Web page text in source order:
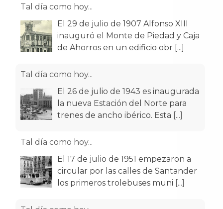
Tal día como hoy...
El 29 de julio de 1907 Alfonso XIII
inauguró el Monte de Piedad y Caja
de Ahorros en un edificio obr [...]
Tal día como hoy...
El 26 de julio de 1943 es inaugurada
la nueva Estación del Norte para
trenes de ancho ibérico. Esta [...]
Tal día como hoy...
El 17 de julio de 1951 empezaron a
circular por las calles de Santander
los primeros trolebuses muni [...]